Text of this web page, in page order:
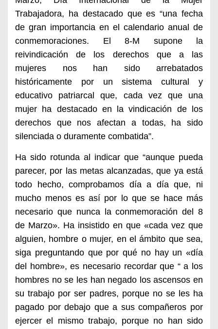
Trabajadora, ha destacado que es “una fecha
de gran importancia en el calendario anual de
conmemoraciones. El 8-M supone la
reivindicación de los derechos que a las
mujeres nos han sido arrebatados
históricamente por un sistema cultural y
educativo patriarcal que, cada vez que una
mujer ha destacado en la vindicación de los
derechos que nos afectan a todas, ha sido
silenciada o duramente combatida”.
Ha sido rotunda al indicar que “aunque pueda
parecer, por las metas alcanzadas, que ya está
todo hecho, comprobamos día a día que, ni
mucho menos es así por lo que se hace más
necesario que nunca la conmemoración del 8
de Marzo». Ha insistido en que «cada vez que
alguien, hombre o mujer, en el ámbito que sea,
siga preguntando que por qué no hay un «día
del hombre», es necesario recordarque “a los
hombres no se les han negado los ascensos en
su trabajo por ser padres, porque no se les ha
pagado por debajo que a sus compañeros por
ejercer el mismo trabajo, porque no han sido